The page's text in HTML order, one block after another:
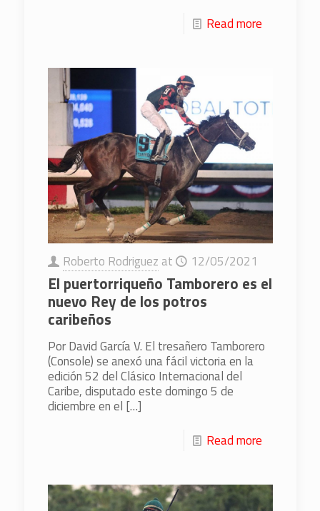
Read more
Roberto Rodriguez at 12/05/2021
El puertorriqueño Tamborero es el
nuevo Rey de los potros
caribeños
Por David García V. El tresañero Tamborero
(Console) se anexó una fácil victoria en la
edición 52 del Clásico Internacional del
Caribe, disputado este domingo 5 de
diciembre en el […]
Read more